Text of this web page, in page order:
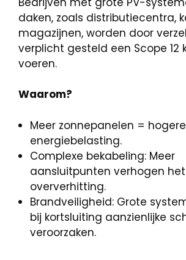
daken, zoals distributiecentra,
magazijnen, worden door
verplicht gesteld een Scope 12
voeren.
Waarom?
Meer zonnepanelen = hogere
energiebelasting.
Complexe bekabeling: Meer
aansluitpunten verhogen
oververhitting.
Brandveiligheid: Grote
bij kortsluiting aanzienlijke
veroorzaken.